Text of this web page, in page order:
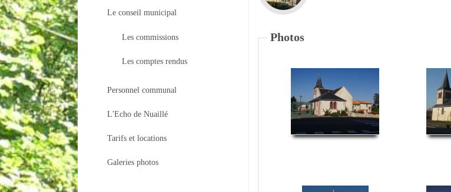
Le conseil municipal
Les commissions
Les comptes rendus
Personnel communal
L'Echo de Nuaillé
Tarifs et locations
Galeries photos
Photos